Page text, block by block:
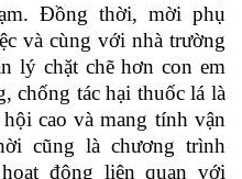
Đồng thời, mời phụ
và cùng với nhà trường
lý chặt chẽ hơn con em
chống tác hại thuốc lá là
cao và mang tính vận
cũng là chương trình
động liên quan với